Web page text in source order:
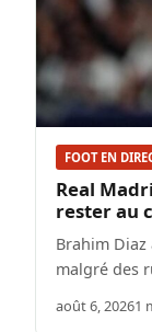
FOOT EN
Real
rester au
Brahim
malgré des
août 6, 20261